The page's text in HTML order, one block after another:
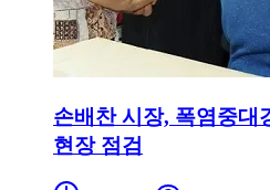
손배찬 시장, 폭염중대
현장 점검